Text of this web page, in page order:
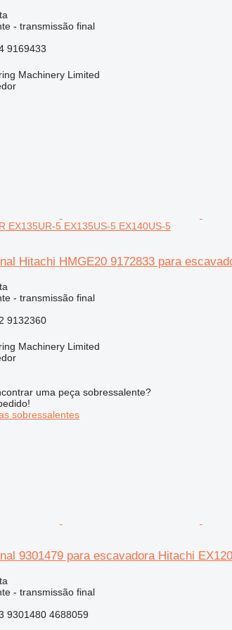
- transmissão final
9169433
Machinery Limited
EX135UR-5 EX135US-5 EX140US-5
Hitachi HMGE20 9172833 para
- transmissão final
9132360
Machinery Limited
uma peça sobressalente?
sobressalentes
9301479 para escavadora Hitachi
- transmissão final
9301480 4688059